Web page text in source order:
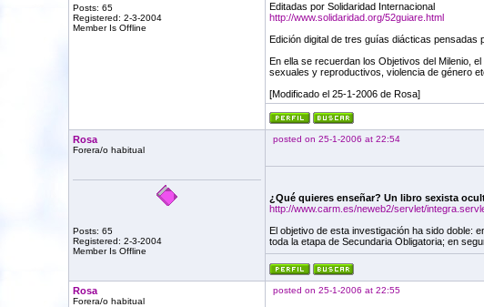
Posts: 65
Registered: 2-3-2004
Member Is Offline
Editadas por Solidaridad Internacional
http://www.solidaridad.org/52guiare.html
Edición digital de tres guías diácticas pensadas
En ella se recuerdan los Objetivos del Milenio,
sexuales y reproductivos, violencia de género
[Modificado el 25-1-2006 de Rosa]
Rosa
Forera/o habitual
Posts: 65
Registered: 2-3-2004
Member Is Offline
posted on 25-1-2006 at 22:54
¿Qué quieres enseñar? Un libro sexista
http://www.carm.es/neweb2/servlet/
El objetivo de esta investigación ha sido doble:
toda la etapa de Secundaria Obligatoria; en
Rosa
Forera/o habitual
posted on 25-1-2006 at 22:55